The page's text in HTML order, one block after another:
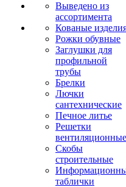
Выведено из
ассортимента
Кованые
Рожки обувные
Заглушки для
профильной
трубы
Брелки
Лючки
сантехнические
Печное литье
Решетки
вентиляционные
Скобы
строительные
таблички